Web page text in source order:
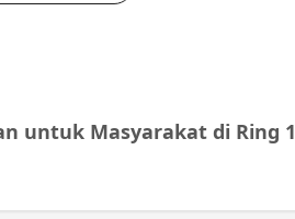
untuk Masyarakat di Ring 1